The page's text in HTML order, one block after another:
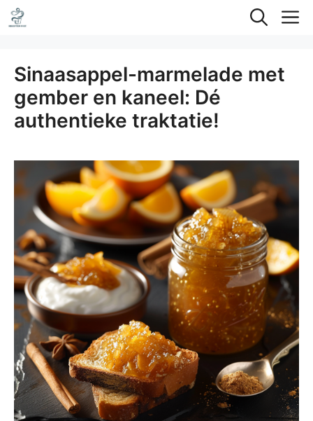
Ga
naar
inhoud
Sinaasappel-marmelade met
gember en kaneel: Dé
authentieke traktatie!